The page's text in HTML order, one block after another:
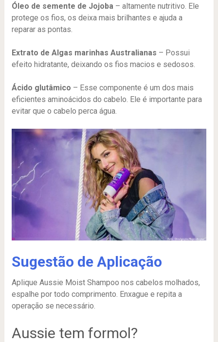
Óleo de semente de Jojoba– altamente nutritivo. Ele
protege os fios, os deixa mais brilhantes e ajuda a
reparar as pontas.
Extrato de Algas marinhas Australianas – Possui
efeito hidratante, deixando os fios macios e sedosos.
Ácido glutâmico – Esse componente é um dos mais
eficientes aminoácidos do cabelo. Ele é importante para
evitar que o cabelo perca água.
Sugestão de Aplicação
Aplique Aussie Moist Shampoo nos cabelos molhados,
espalhe por todo comprimento. Enxague e repita a
operação se necessário.
Aussie tem formol?